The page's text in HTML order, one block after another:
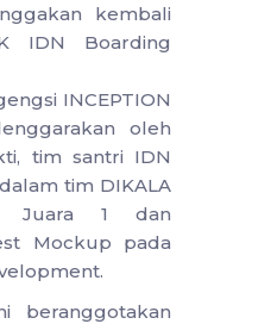
kembali
IDN Boarding
INCEPTION
oleh
tim santri IDN
tim DIKALA
Juara 1 dan
Mockup pada
beranggotakan